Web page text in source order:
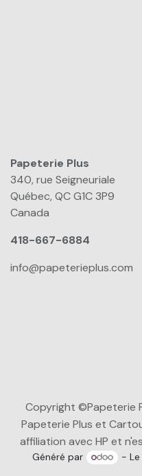
Papeterie
340, rue Seigneuriale
Québec, QC G1C 3P9
Canada
418-667-6884
info@papeterieplus.com
Copyright ©Papeterie
Papeterie Plus et
affiliation avec HP et
Généré par -